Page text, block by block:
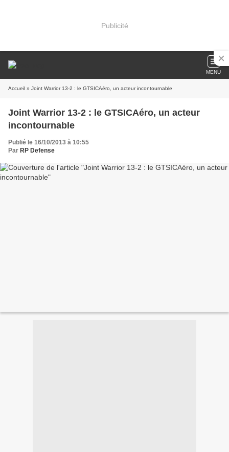
Publicité
MENU
Accueil » Joint Warrior 13-2 : le GTSICAéro, un acteur incontournable
Joint Warrior 13-2 : le GTSICAéro, un acteur
incontournable
Publié le 16/10/2013 à 10:55
Par RP Defense